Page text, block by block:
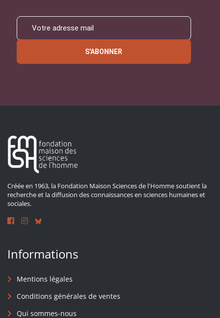
S'ABONNER
Créée en 1963, la Fondation Maison Sciences de l'Homme soutient la
recherche et la diffusion des connaissances en sciences humaines et
sociales.
Informations
Mentions légales
Conditions générales de ventes
Qui sommes-nous